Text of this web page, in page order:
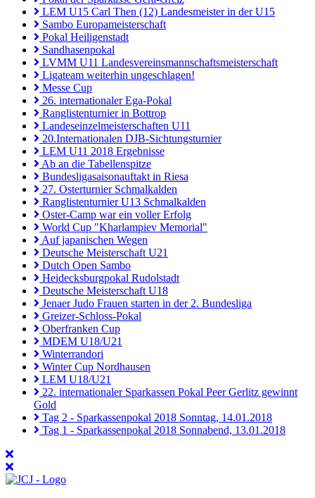
LEM U15 Carl Then (12) Landesmeister in der U15
Sambo Europameisterschaft
Pokal Heiligenstadt
Sandhasenpokal
LVMM U11 Landesvereinsmannschaftsmeisterschaft
Ligateam weiterhin ungeschlagen!
Messe Cup
26. internationaler Ega-Pokal
Ranglistenturnier in Bottrop
Landeseinzelmeisterschaften U11
20.Internationalen DJB-Sichtungsturnier
LEM U11 2018 Ergebnisse
Ab an die Tabellenspitze
Bundesligasaisonauftakt in Riesa
27. Osterturnier Schmalkalden
Ranglistenturnier U13 Schmalkalden
Oster-Camp war ein voller Erfolg
World Cup "Kharlampiev Memorial"
Auf japanischen Wegen
Deutsche Meisterschaft U21
Dutch Open Sambo
Heidecksburgpokal Rudolstadt
Deutsche Meisterschaft U18
Jenaer Judo Frauen starten in der 2. Bundesliga
Greizer-Schloss-Pokal
Oberfranken Cup
MDEM U18/U21
Winterrandori
Winter Cup Nordhausen
LEM U18/U21
22. internationaler Sparkassen Pokal Peer Gerlitz gewinnt
Gold
Tag 2 - Sparkassenpokal 2018 Sonntag, 14.01.2018
Tag 1 - Sparkassenpokal 2018 Sonnabend, 13.01.2018